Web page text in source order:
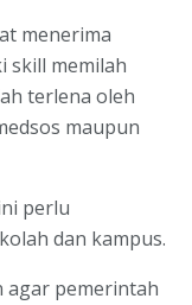
menerima
skill memilah
terlena oleh
maupun
perlu
dan kampus.
agar pemerintah